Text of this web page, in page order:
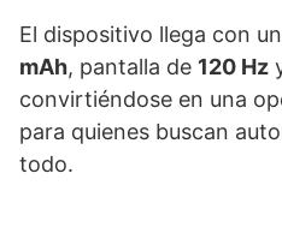
El dispositivo llega con
mAh, pantalla de 120 Hz
convirtiéndose en una
para quienes buscan
todo.